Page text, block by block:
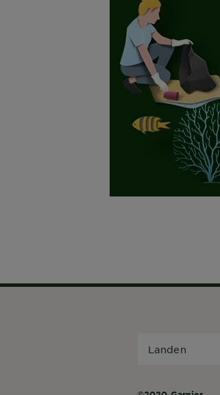
Landen